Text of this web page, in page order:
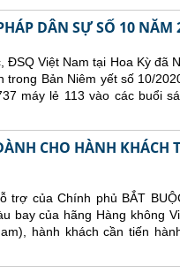
DÂN SỰ SỐ 10 NĂM
Việt Nam tại Hoa Kỳ đã
Bản Niêm yết số 10/
máy lẻ 113 vào các buổi
CHO HÀNH KHÁCH
trợ của Chính phủ BẮT
bay của hãng Hàng không
hành khách cần tiến